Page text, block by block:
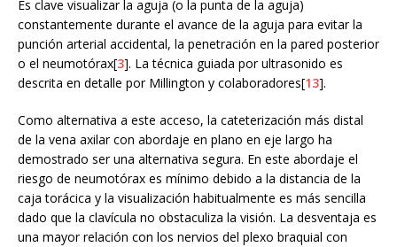
Es clave visualizar la aguja (o la punta de la aguja)
constantemente durante el avance de la aguja para evitar la
punción arterial accidental, la penetración en la pared posterior
o el neumotórax[3]. La técnica guiada por ultrasonido es
descrita en detalle por Millington y colaboradores[13].
Como alternativa a este acceso, la cateterización más distal
de la vena axilar con abordaje en plano en eje largo ha
demostrado ser una alternativa segura. En este abordaje el
riesgo de neumotórax es mínimo debido a la distancia de la
caja torácica y la visualización habitualmente es más sencilla
dado que la clavícula no obstaculiza la visión. La desventaja es
una mayor relación con los nervios del plexo braquial con